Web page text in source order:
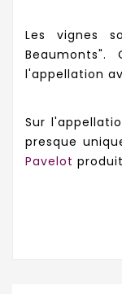
Les vignes
l'appellation
Sur
presque
Pavelot